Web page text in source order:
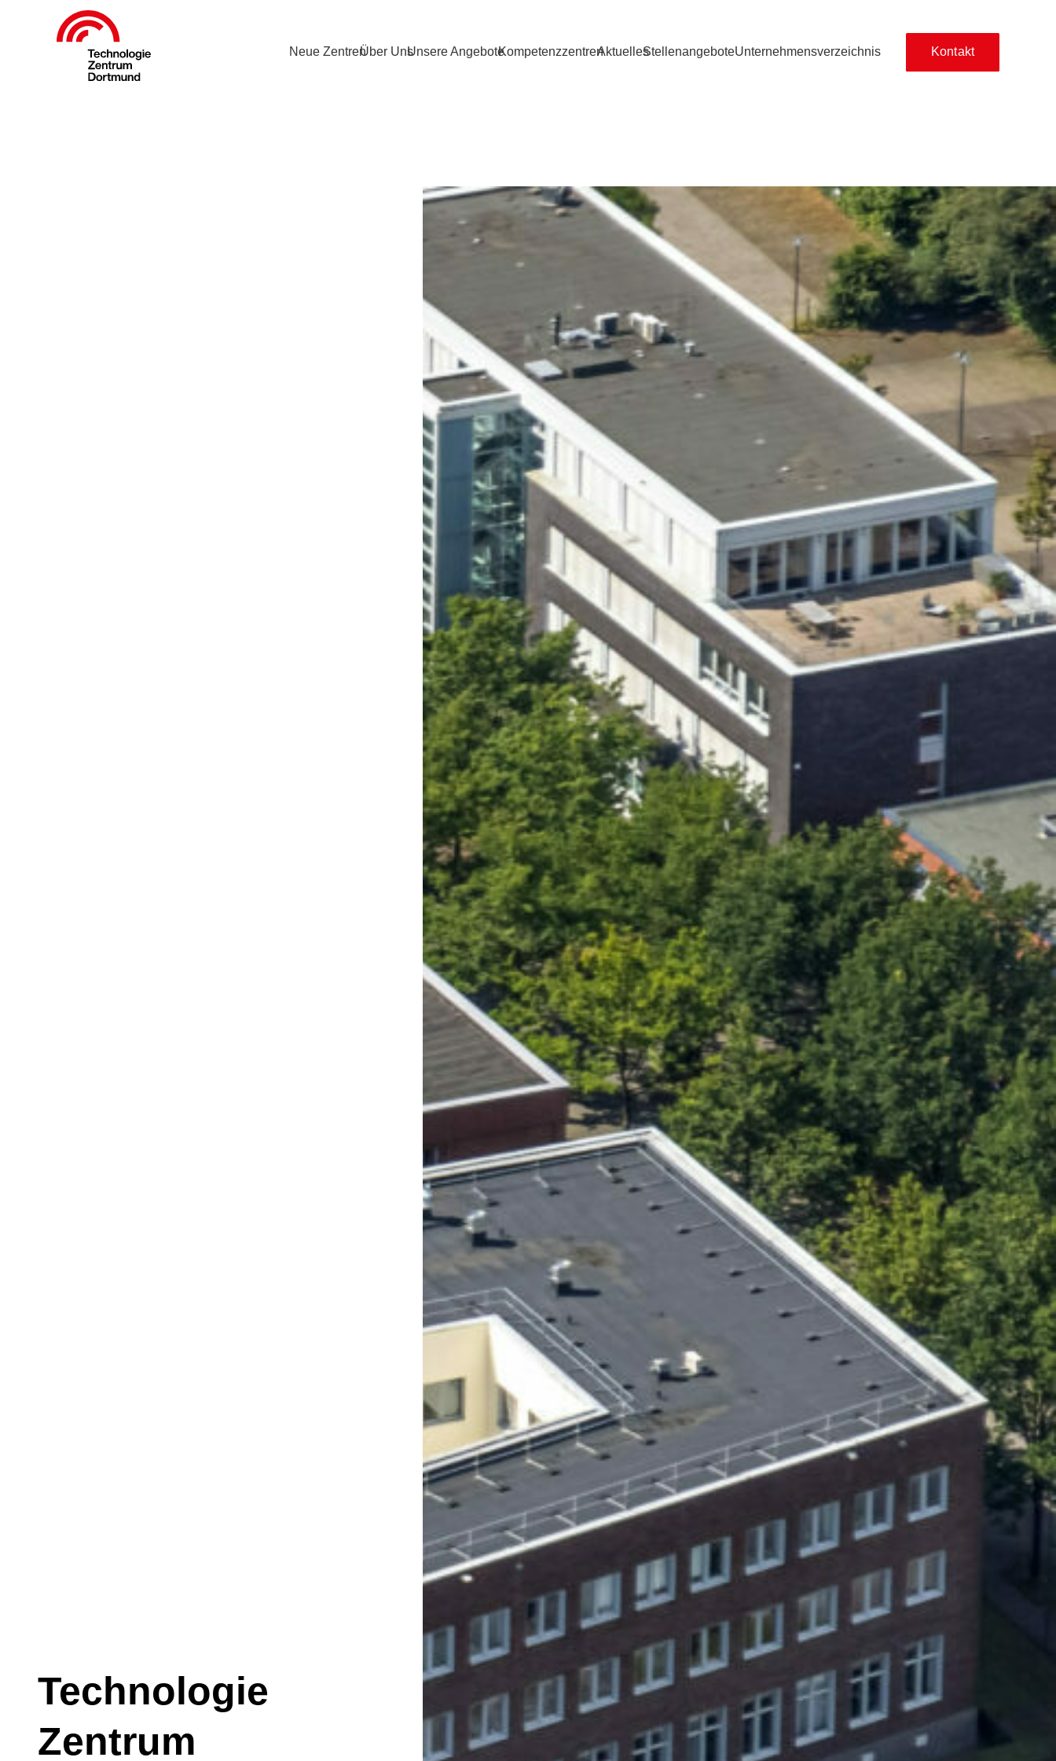
Neue ZentrenÜber UnsUnsere AngeboteKompetenzzentrenAktuellesStellenangeboteUnternehmensverzeichnis Kontakt
Technologie
Zentrum